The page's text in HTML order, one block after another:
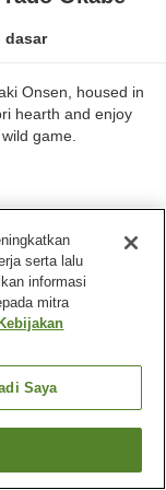
dasar
Onsen, housed in
hearth and enjoy
game.
otomatis
serta lalu
informasi
mitra
Kebijakan
Saya